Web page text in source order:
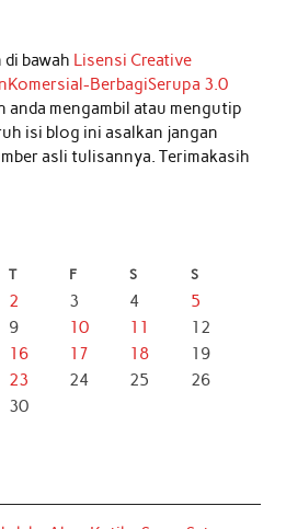
bawah Lisensi Creative
BerbagiSerupa 3.0
anda mengambil atau mengutip
isi blog ini asalkan jangan
asli tulisannya. Terimakasih
T F S S
2 3 4
5
9 10 11
12
16 17 18
19
23 24 25
26
30